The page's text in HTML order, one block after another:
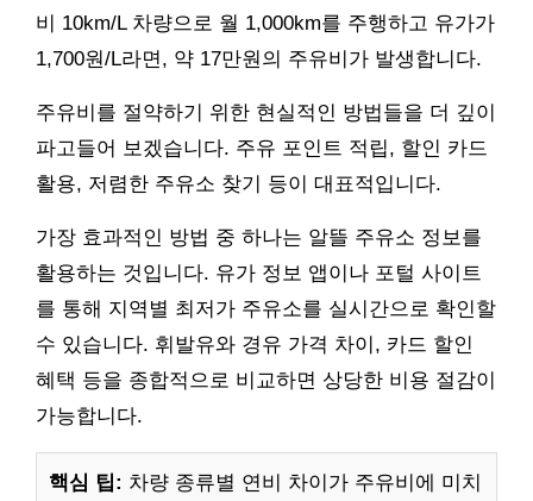
비 10km/L 차량으로 월 1,000km를 주행하고 유가가
1,700원/L라면, 약 17만원의 주유비가 발생합니다.
주유비를 절약하기 위한 현실적인 방법들을 더 깊이
파고들어 보겠습니다. 주유 포인트 적립, 할인 카드
활용, 저렴한 주유소 찾기 등이 대표적입니다.
가장 효과적인 방법 중 하나는 알뜰 주유소 정보를
활용하는 것입니다. 유가 정보 앱이나 포털 사이트
를 통해 지역별 최저가 주유소를 실시간으로 확인할
수 있습니다. 휘발유와 경유 가격 차이, 카드 할인
혜택 등을 종합적으로 비교하면 상당한 비용 절감이
가능합니다.
핵심 팁: 차량 종류별 연비 차이가 주유비에 미치